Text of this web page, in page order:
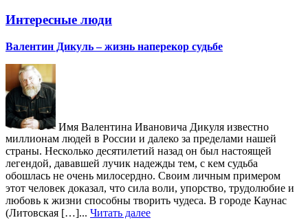
Интересные люди
Валентин Дикуль – жизнь наперекор судьбе
Имя Валентина Ивановича Дикуля известно
миллионам людей в России и далеко за пределами нашей
страны. Несколько десятилетий назад он был настоящей
легендой, дававшей лучик надежды тем, с кем судьба
обошлась не очень милосердно. Своим личным примером
этот человек доказал, что сила воли, упорство, трудолюбие и
любовь к жизни способны творить чудеса. В городе Каунас
(Литовская […]... Читать далее